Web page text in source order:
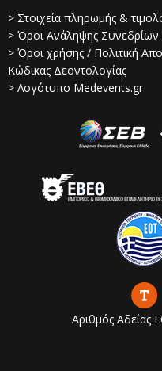
> Στοιχεία πληρωμής &
> Όροι Ανάληψης Συνεδρίων
> Όροι χρήσης / Πολιτική
Κώδικας Δεοντολογίας
> Λογότυπο Medevents.gr
Αριθμός Αδείας